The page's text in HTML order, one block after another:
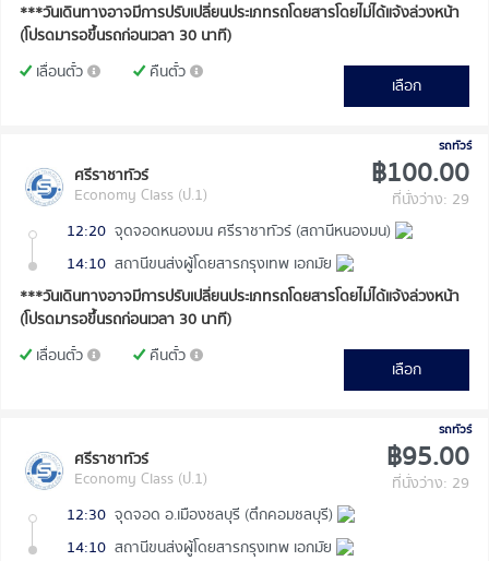
***วันเดินทางอาจมีการปรับเปลี่ยนประเภทรถโดยสารโดยไม่ได้แจ้งล่วงหน้า
(โปรดมารอขึ้นรถก่อนเวลา 30 นาที)
เลื่อนตั๋ว
คืนตั๋ว
เลือก
รถทัวร์
ศรีราชาทัวร์
Economy Class (ป.1)
฿100.00
ที่นั่งว่าง: 29
12:20 จุดจอดหนองมน ศรีราชาทัวร์ (สถานีหนองมน)
14:10 สถานีขนส่งผู้โดยสารกรุงเทพ เอกมัย
***วันเดินทางอาจมีการปรับเปลี่ยนประเภทรถโดยสารโดยไม่ได้แจ้งล่วงหน้า
(โปรดมารอขึ้นรถก่อนเวลา 30 นาที)
เลื่อนตั๋ว
คืนตั๋ว
เลือก
รถทัวร์
ศรีราชาทัวร์
Economy Class (ป.1)
฿95.00
ที่นั่งว่าง: 29
12:30 จุดจอด อ.เมืองชลบุรี (ตึกคอมชลบุรี)
14:10 สถานีขนส่งผู้โดยสารกรุงเทพ เอกมัย